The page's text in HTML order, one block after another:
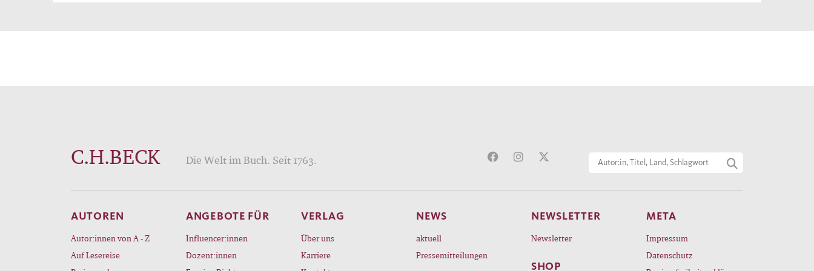
übersteigerte Erwartungen zu wecken.
C.H.BECK Die Welt im Buch. Seit 1763.
AUTOREN
Autor:innen von A - Z
Auf Lesereise
ANGEBOTE FÜR
Influencer:innen
Dozent:innen
VERLAG
Über uns
Karriere
NEWS
aktuell
Pressemitteilungen
NEWSLETTER
Newsletter
SHOP
META
Impressum
Datenschutz